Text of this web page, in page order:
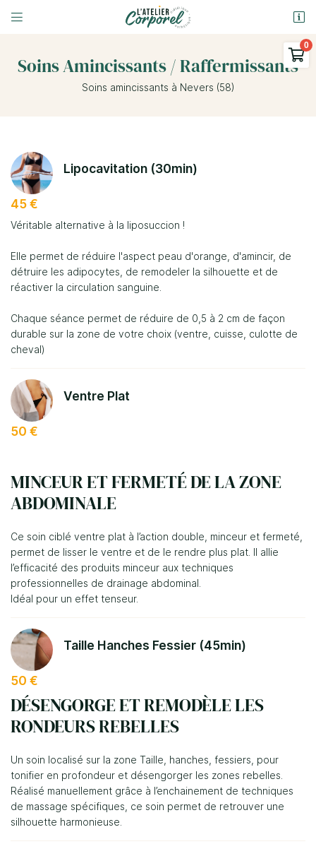
 
03 86 58 69 31

Il n'y a aucun produit dans votre panier
Adresse email de réception
commerciales à l'adresse email indiqué ci-dessus. Vous pouvez vous
Inscription
Soins Amincissants / Raffermissants
Soins amincissants à Nevers (58)
Lipocavitation (30min)
45 €
Véritable alternative à la liposuccion !
Elle permet de réduire l'aspect peau d'orange, d'amincir, de
détruire les adipocytes, de remodeler la silhouette et de
réactiver la circulation sanguine.
Chaque séance permet de réduire de 0,5 à 2 cm de façon
durable sur la zone de votre choix (ventre, cuisse, culotte de
cheval)
Ventre Plat
50 €
MINCEUR ET FERMETÉ DE LA ZONE
ABDOMINALE
Ce soin ciblé ventre plat à l’action double, minceur et fermeté,
permet de lisser le ventre et de le rendre plus plat. Il allie
l’efficacité des produits minceur aux techniques
professionnelles de drainage abdominal.
Idéal pour un effet tenseur.
Taille Hanches Fessier (45min)
50 €
DÉSENGORGE ET REMODÈLE LES
RONDEURS REBELLES
Un soin localisé sur la zone Taille, hanches, fessiers, pour
tonifier en profondeur et désengorger les zones rebelles.
Réalisé manuellement grâce à l’enchainement de techniques
de massage spécifiques, ce soin permet de retrouver une
silhouette harmonieuse.